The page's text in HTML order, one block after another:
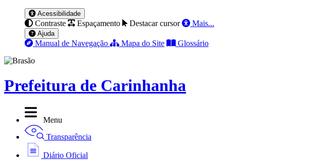
Acessibilidade
Contraste Espaçamento Destacar cursor Mais...
Ajuda
Manual de Navegação Mapa do Site Glossário
Prefeitura de Carinhanha
Menu
Transparência
Diário Oficial